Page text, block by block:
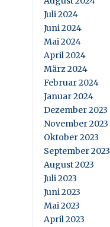
Juli 2024
Juni 2024
Mai 2024
April 2024
März 2024
Februar 2024
Januar 2024
Dezember 2023
November 2023
Oktober 2023
September 2023
August 2023
Juli 2023
Juni 2023
Mai 2023
April 2023